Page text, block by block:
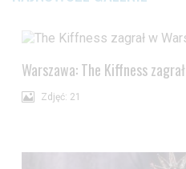
Warszawa: The Kiffness
Zdjęć: 21